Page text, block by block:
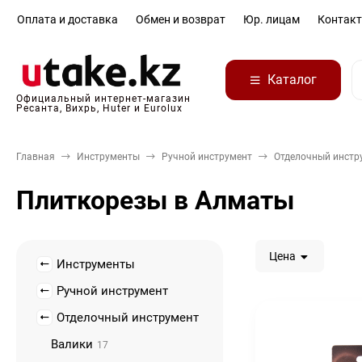
Оплата и доставка Обмен и возврат Юр. лицам
Официальный интернет-магазин
Ресанта, Вихрь, Huter и Eurolux
Каталог
Главная Инструменты Ручной инструмент Отделочный
Плиткорезы в Алматы
Цена
Инструменты
Ручной инструмент
Отделочный инструмент
Валики 17